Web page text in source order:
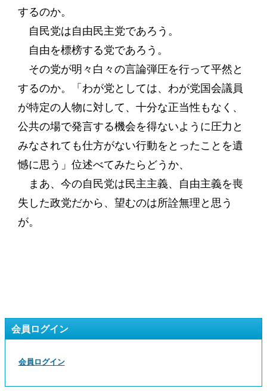
するのか。
自民党は自由民主党であろう。
自由を標榜する党であろう。
その党が明々白々の言論弾圧を行って平然と
するのか。「わが党としては、わが党国会議員
が特定の人物に対して、十分な正当性もなく、
公共の場で発言する機会を得ないように圧力と
みなされても仕方がない行動をとったことを遺
憾に思う」位述べてみたらどうか、
まあ、今の自民党は民主主義、自由主義を喪
失した政党だから、望むのは所詮無理と思う
が。
会員ログイン
会員ログイン